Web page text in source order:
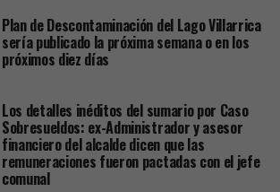
Plan de Descontaminación del Lago Villarrica
sería publicado la próxima semana o en los
próximos diez días
Los detalles inéditos del sumario por Caso
Sobresueldos: ex-Administrador y asesor
financiero del alcalde dicen que las
remuneraciones fueron pactadas con el jefe
comunal